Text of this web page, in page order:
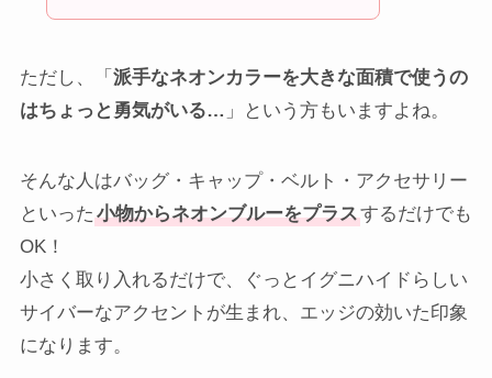
ただし、「 派手なネオンカラーを大きな面積で使うの
はちょっと勇気がいる… 」という方もいますよね。
そんな人はバッグ・キャップ・ベルト・アクセサリー
といった 小物からネオンブルーをプラスするだけでも
OK！
小さく取り入れるだけで、ぐっとイグニハイドらしい
サイバーなアクセントが生まれ、エッジの効いた印象
になります。